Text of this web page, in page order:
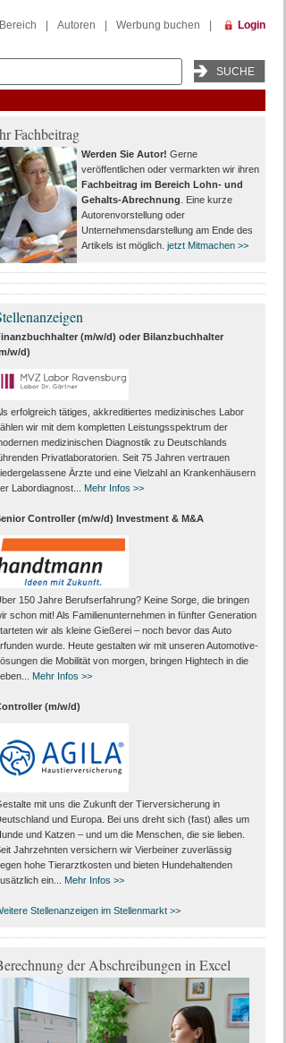
Autoren Werbung buchen Login
Fachbeitrag
Werden Sie Autor! Gerne
veröffentlichen oder vermarkten wir ihren
Fachbeitrag im Bereich Lohn- und
Gehalts-Abrechnung . Eine kurze
Autorenvorstellung oder
Unternehmensdarstellung am Ende des
Artikels ist möglich. jetzt Mitmachen >>
(m/w/d) oder Bilanzbuchhalter
w/d)
erfolgreich tätiges, akkreditiertes medizinisches Labor
wir mit dem kompletten Leistungs­spektrum der
medizinischen Diagnostik zu Deutschlands
Privat­laboratorien. Seit 75 Jahren vertrauen
Ärzte und eine Vielzahl an Kranken­häusern
Labor­diagnost...
Mehr Infos >>
Controller (m/w/d) Investment & M&A
150 Jahre Berufserfahrung? Keine Sorge, die bringen
schon mit! Als Familienunternehmen in fünfter Generation
wir als kleine Gießerei – noch bevor das Auto
wurde. Heute gestalten wir mit unseren Automotive-
die Mobilität von morgen, bringen Hightech in die
Mehr Infos >>
(m/w/d)
mit uns die Zukunft der Tierversicherung in
und Europa. Bei uns dreht sich (fast) alles um
und Katzen – und um die Menschen, die sie lieben.
Jahrzehnten versichern wir Vierbeiner zuverlässig
hohe Tierarztkosten und bieten Hundehaltenden
ein...
Mehr Infos >>
Stellenanzeigen im Stellenmarkt >>
der Abschreibungen in Excel